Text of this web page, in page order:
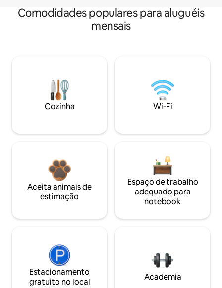
Comodidades populares para aluguéis
mensais
Cozinha Wi-Fi
Aceita animais de
estimação
Espaço de trabalho
adequado para
notebook
Estacionamento
gratuito no local
Academia